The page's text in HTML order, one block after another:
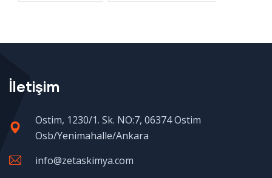
İletişim
Ostim, 1230/1. Sk. NO:7, 06374 Ostim
Osb/Yenimahalle/Ankara
info@zetaskimya.com